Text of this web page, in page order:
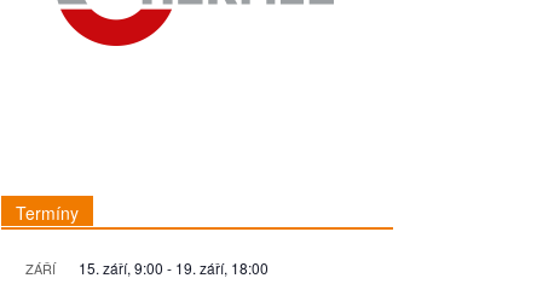
Termíny
ZÁŘÍ 15. září, 9:00 - 19. září, 18:00